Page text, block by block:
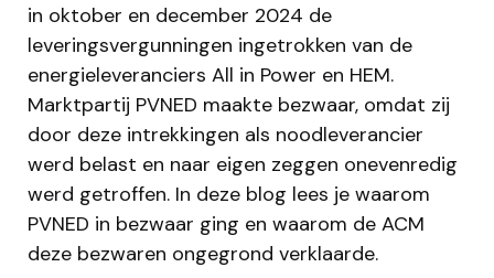
in oktober en december 2024 de
leveringsvergunningen ingetrokken van de
energieleveranciers All in Power en HEM.
Marktpartij PVNED maakte bezwaar, omdat zij
door deze intrekkingen als noodleverancier
werd belast en naar eigen zeggen onevenredig
werd getroffen. In deze blog lees je waarom
PVNED in bezwaar ging en waarom de ACM
deze bezwaren ongegrond verklaarde.